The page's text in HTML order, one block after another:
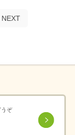
NEXT
うぞ